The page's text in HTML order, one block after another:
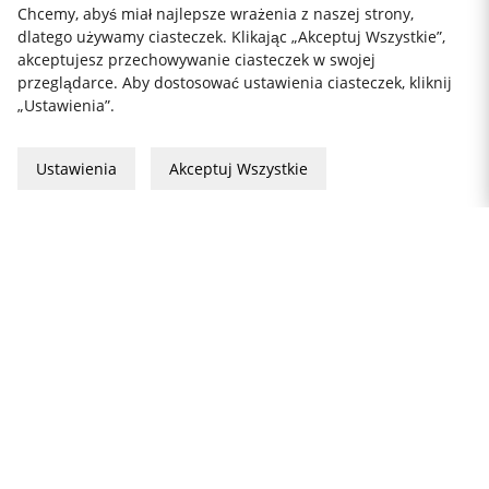
Chcemy, abyś miał najlepsze wrażenia z naszej strony,
dlatego używamy ciasteczek. Klikając „Akceptuj Wszystkie”,
akceptujesz przechowywanie ciasteczek w swojej
przeglądarce. Aby dostosować ustawienia ciasteczek, kliknij
„Ustawienia”.
Ustawienia Akceptuj Wszystkie